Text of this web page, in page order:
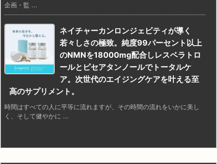
企画・監 ...
ネイチャーカンロンジェビティが導く
若々しさの極致。純度99パーセント以上
のNMNを18000mg配合しレスベラトロ
ールとピセアタンノールでトータルケ
ア。次世代のエイジングケアを叶える至
高のサプリメント。
時間はすべての人に平等に流れますが、その時間の流れをいかに美し
く、そして健やかに ...